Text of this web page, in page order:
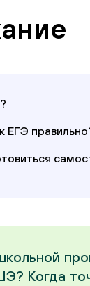
ЕГЭ
Когда